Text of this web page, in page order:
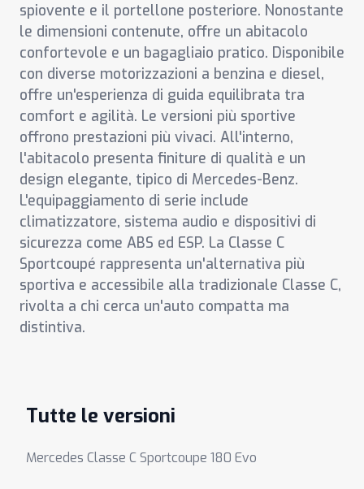
spiovente e il portellone posteriore. Nonostante
le dimensioni contenute, offre un abitacolo
confortevole e un bagagliaio pratico. Disponibile
con diverse motorizzazioni a benzina e diesel,
offre un'esperienza di guida equilibrata tra
comfort e agilità. Le versioni più sportive
offrono prestazioni più vivaci. All'interno,
l'abitacolo presenta finiture di qualità e un
design elegante, tipico di Mercedes-Benz.
L'equipaggiamento di serie include
climatizzatore, sistema audio e dispositivi di
sicurezza come ABS ed ESP. La Classe C
Sportcoupé rappresenta un'alternativa più
sportiva e accessibile alla tradizionale Classe C,
rivolta a chi cerca un'auto compatta ma
distintiva.
Tutte le versioni
Mercedes Classe C Sportcoupe 180 Evo